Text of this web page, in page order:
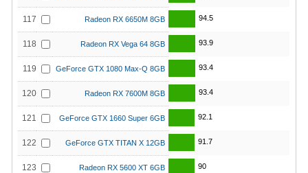
117 Radeon RX 6650M 8GB 94.5
118 Radeon RX Vega 64 8GB 93.9
119 GeForce GTX 1080 Max-Q 8GB 93.4
120 Radeon RX 7600M 8GB 93.4
121 GeForce GTX 1660 Super 6GB 92.1
122 GeForce GTX TITAN X 12GB 91.7
123 Radeon RX 5600 XT 6GB 90